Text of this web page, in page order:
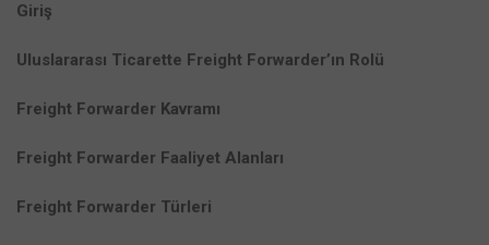
Giriş
Uluslararası Ticarette Freight Forwarder’ın Rolü
Freight Forwarder Kavramı
Freight Forwarder Faaliyet Alanları
Freight Forwarder Türleri